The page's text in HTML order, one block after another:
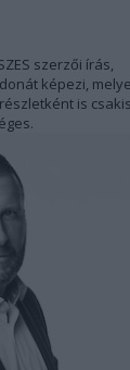
szerzői írás,
képezi,
is csakis